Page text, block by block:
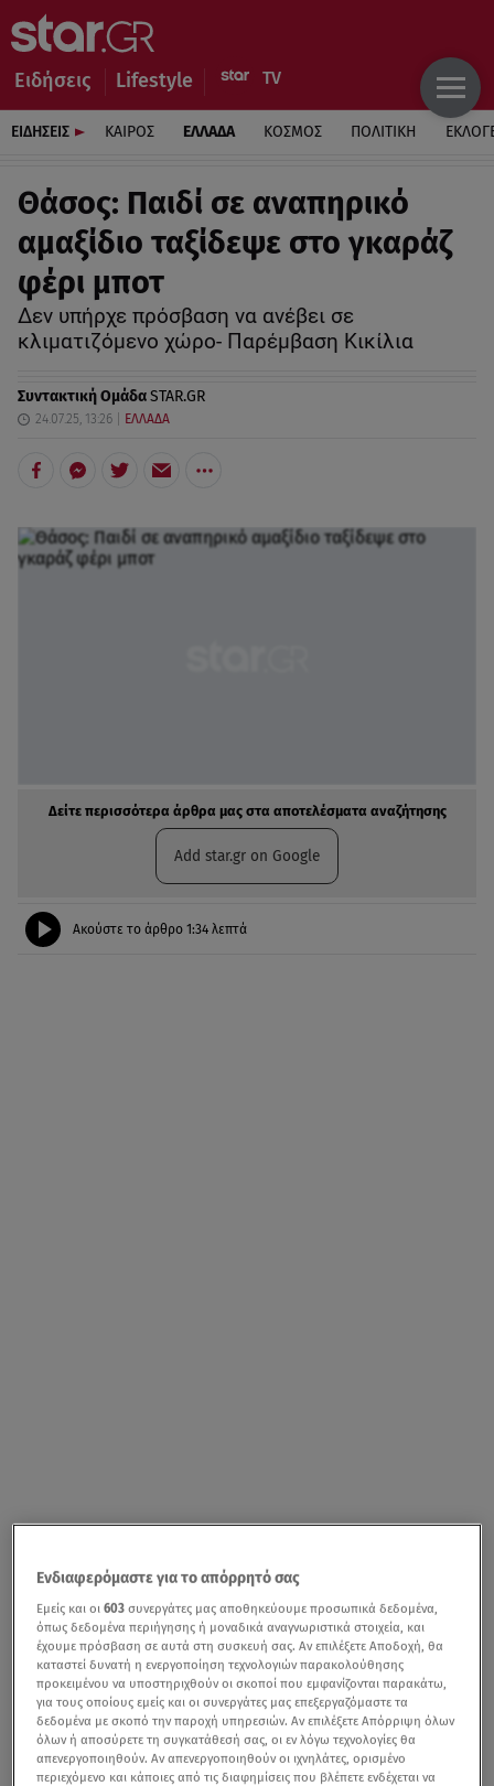
Ειδήσεις Lifestyle
ΕΙΔΗΣΕΙΣ ΚΑΙΡΟΣ ΕΛΛΑΔΑ ΚΟΣΜΟΣ ΠΟΛΙΤΙΚΗ
Θάσος: Παιδί σε αναπηρικό
αμαξίδιο ταξίδεψε στο γκαράζ
φέρι μποτ
Δεν υπήρχε πρόσβαση να ανέβει σε
κλιματιζόμενο χώρο- Παρέμβαση Κικίλια
Συντακτική ΟμάδαSTAR.GR
24.07.25, 13:26 ΕΛΛΑΔΑ
Δείτε περισσότερα άρθρα μας στα αποτελέσματα αναζήτησης
Add star.gr on Google
Ακούστε το άρθρο 1:34 λεπτά
Ενδιαφερόμαστε για το απόρρητό σας
Εμείς και οι603 συνεργάτες μας αποθηκεύουμε προσωπικά δεδομένα,
όπως δεδομένα περιήγησης ή μοναδικά αναγνωριστικά στοιχεία, και
έχουμε πρόσβαση σε αυτά στη συσκευή σας. Αν επιλέξετε Αποδοχή, θα
καταστεί δυνατή η ενεργοποίηση τεχνολογιών παρακολούθησης
προκειμένου να υποστηριχθούν οι σκοποί που εμφανίζονται παρακάτω,
για τους οποίους εμείς και οι συνεργάτες μας επεξεργαζόμαστε τα
δεδομένα με σκοπό την παροχή υπηρεσιών. Αν επιλέξετε Απόρριψη όλων
όλων ή αποσύρετε τη συγκατάθεσή σας, οι εν λόγω τεχνολογίες θα
απενεργοποιηθούν. Αν απενεργοποιηθούν οι ιχνηλάτες, ορισμένο
περιεχόμενο και κάποιες από τις διαφημίσεις που βλέπετε ενδέχεται να